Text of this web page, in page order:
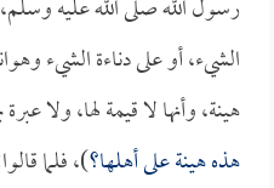
رسول الله صلى الله عليه وسلم،
الشيء، أو على دناءة الشيء
هينة، وأنها لا قيمة لها، ولا
هذه هينة على أهلها؟)، فلما